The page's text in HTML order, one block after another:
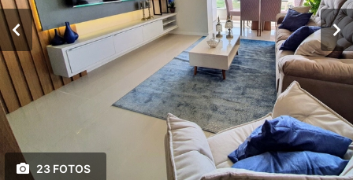
23 FOTOS